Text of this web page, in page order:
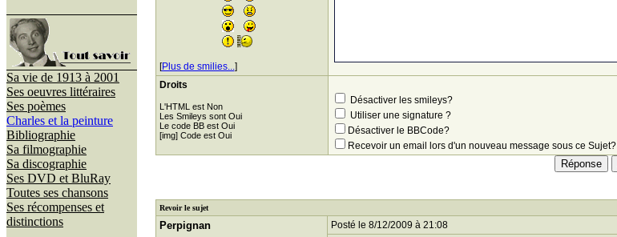
Sa vie de 1913 à 2001
Ses oeuvres littéraires
Ses poèmes
Charles et la peinture
Bibliographie
Sa filmographie
Sa discographie
Ses DVD et BluRay
Toutes ses chansons
Ses récompenses et
distinctions
[Plus de smilies...]
Droits
L'HTML est Non
Les Smileys sont Oui
Le code BB est Oui
[img] Code est Oui
Désactiver les smileys?
Utiliser une signature ?
Désactiver le BBCode?
Recevoir un email lors d'un nouveau message sous ce Sujet?
Revoir le sujet
Perpignan
Posté le 8/12/2009 à 21:08